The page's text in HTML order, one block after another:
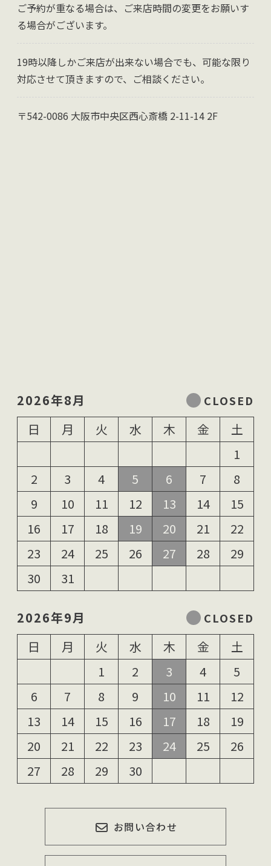
ご予約が重なる場合は、ご来店時間の変更をお願いす
る場合がございます。
19時以降しかご来店が出来ない場合でも、可能な限り
対応させて頂きますので、ご相談ください。
〒542-0086 大阪市中央区西心斎橋 2-11-14 2F
2026年8月
日
月 火 水 木 金
土
1
2
3 4 5 6 7
8
9
10 11 12 13 14
15
16
17 18 19 20 21
22
23
24 25 26 27 28
29
30
31
2026年9月
日
月 火 水 木 金
土
1
2 3 4
5
6
7 8 9 10 11
12
13
14 15 16 17 18
19
20
21 22 23 24 25
26
27
28 29 30
お問い合わせ